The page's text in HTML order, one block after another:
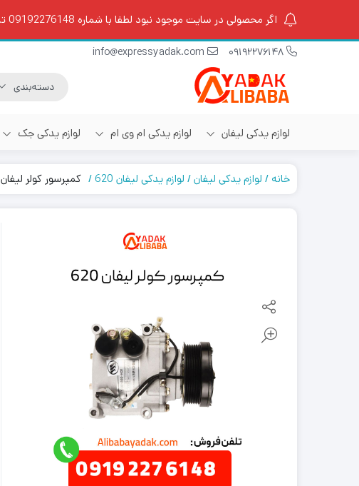
اگر محصولی در سایت موجود نبود لطفا با شماره 09192276148 تماس بگیرید.
لوازم یدکی لیفان لوازم یدکی ام وی ام لوازم یدکی جک
خانه لوازم یدکی لیفان لوازم یدکی لیفان 620 کمپرسور کولر لیفان ۶۲۰ ۱۶۰۰